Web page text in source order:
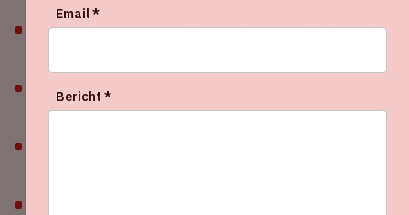
Het is toegestaan om een powerbank mee te nemen
Johan Cruijff ArenA is een rookvrij stadion. Er zijn
geen plekken in het stadion waar roken is toegestaan.
Email *
Bericht *